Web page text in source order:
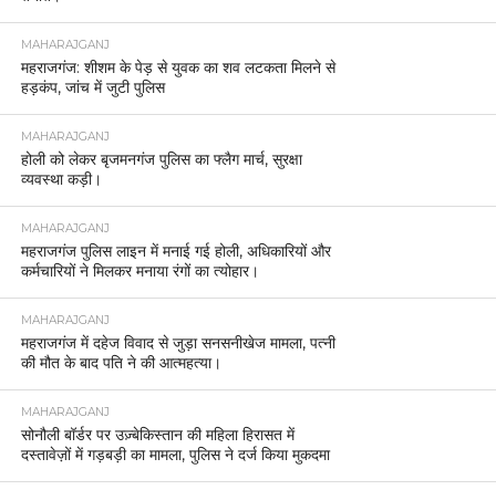
MAHARAJGANJ
महराजगंज: शीशम के पेड़ से युवक का शव लटकता मिलने से
हड़कंप, जांच में जुटी पुलिस
MAHARAJGANJ
होली को लेकर बृजमनगंज पुलिस का फ्लैग मार्च, सुरक्षा
व्यवस्था कड़ी।
MAHARAJGANJ
महराजगंज पुलिस लाइन में मनाई गई होली, अधिकारियों और
कर्मचारियों ने मिलकर मनाया रंगों का त्योहार।
MAHARAJGANJ
महराजगंज में दहेज विवाद से जुड़ा सनसनीखेज मामला, पत्नी
की मौत के बाद पति ने की आत्महत्या।
MAHARAJGANJ
सोनौली बॉर्डर पर उज़्बेकिस्तान की महिला हिरासत में
दस्तावेज़ों में गड़बड़ी का मामला, पुलिस ने दर्ज किया मुकदमा